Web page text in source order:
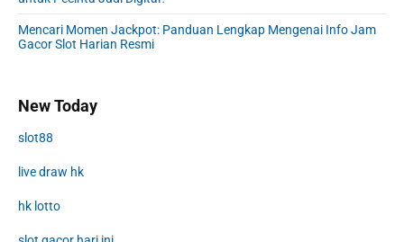
Mencari Momen Jackpot: Panduan Lengkap Mengenai Info Jam
Gacor Slot Harian Resmi
New Today
slot88
live draw hk
hk lotto